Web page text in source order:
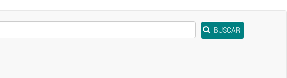
BUSCAR